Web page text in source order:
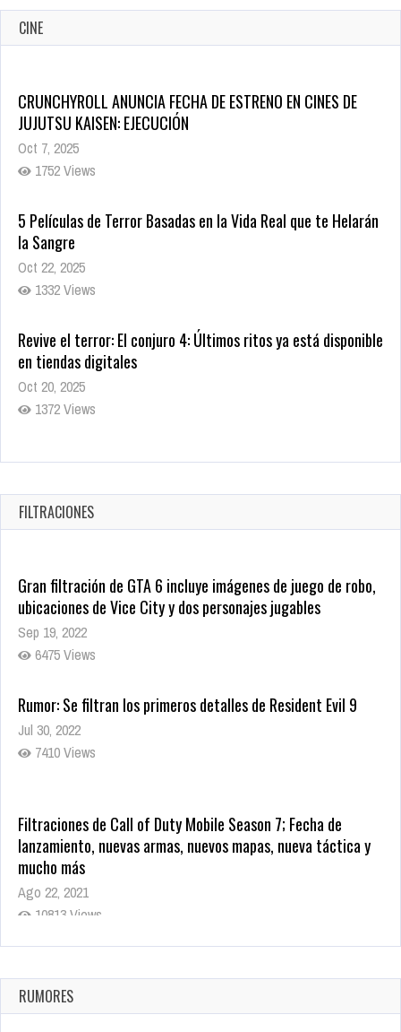
CINE
CRUNCHYROLL ANUNCIA FECHA DE ESTRENO EN CINES DE
JUJUTSU KAISEN: EJECUCIÓN
Oct 7, 2025
1752 Views
5 Películas de Terror Basadas en la Vida Real que te Helarán
la Sangre
Oct 22, 2025
1332 Views
Revive el terror: El conjuro 4: Últimos ritos ya está disponible
en tiendas digitales
Oct 20, 2025
1372 Views
Warner Bros. lleva a las tiendas digitales su racha de
Oct 17, 2025
1428 Views
FILTRACIONES
Gran filtración de GTA 6 incluye imágenes de juego de robo,
ubicaciones de Vice City y dos personajes jugables
Sep 19, 2022
6475 Views
Rumor: Se filtran los primeros detalles de Resident Evil 9
Jul 30, 2022
7410 Views
Filtraciones de Call of Duty Mobile Season 7; Fecha de
lanzamiento, nuevas armas, nuevos mapas, nueva táctica y
mucho más
Ago 22, 2021
10813 Views
La configuración de Call of Duty 2021 aparentemente ya fue
Ago 8, 2021
9995 Views
RUMORES